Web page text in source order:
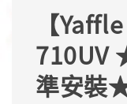
【
710UV
準安裝